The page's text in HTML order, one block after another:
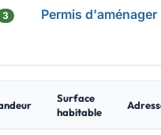
3 Permis d'aménager
Surface
habitable